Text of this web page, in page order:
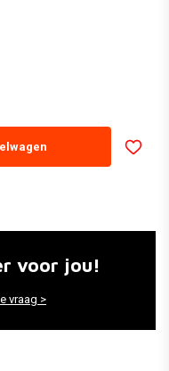
voor jou!
vraag >